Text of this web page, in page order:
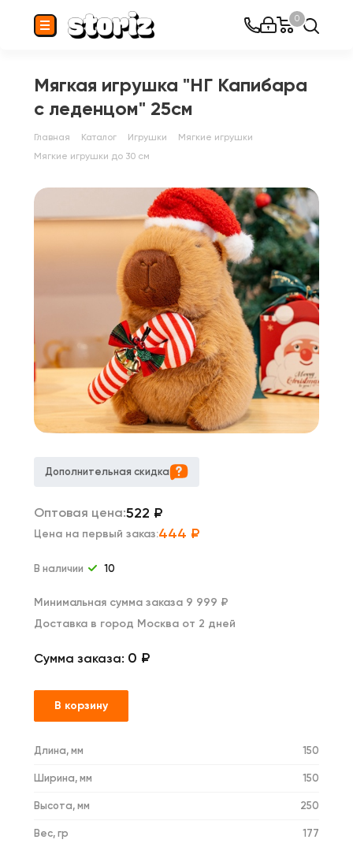
0
Мягкая игрушка "НГ Капибара
с леденцом" 25см
Главная Каталог Игрушки
Мягкие игрушки
Мягкие игрушки до 30 см
Дополнительная скидка
Оптовая цена:522 ₽
Цена на первый заказ:444 ₽
В наличии 10
Минимальная сумма заказа 9 999 ₽
Доставка в город Москва от 2 дней
Сумма заказа: 0 ₽
В корзину
Длина, мм 150
Ширина, мм 150
Высота, мм 250
Вес, гр 177